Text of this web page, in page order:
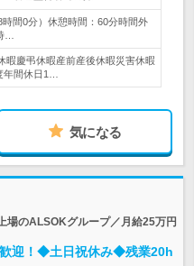
間0分）休憩時間：60分時間外
…
暇慶弔休暇産前産後休暇災害休暇
年間休日1…
気になる
場のALSOKグループ／月給25万円
歓迎！◆土日祝休み◆残業20h